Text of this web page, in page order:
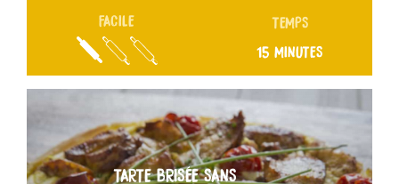
FACILE TEMPS
15 MINUTES
TARTE BRISÉE SANS